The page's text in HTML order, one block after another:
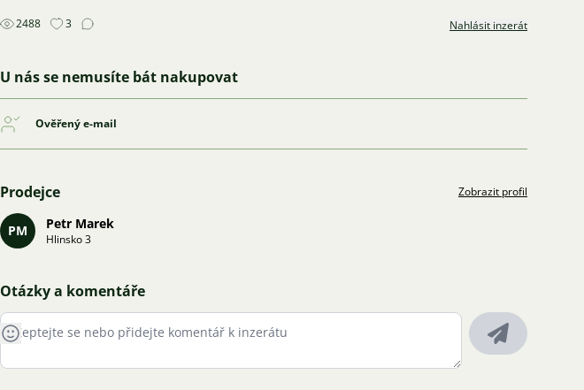
2488 3 Nahlásit inzerát
U nás se nemusíte bát nakupovat
Ověřený e-mail
Prodejce Zobrazit profil
PM Petr Marek
Hlinsko 3
Otázky a komentáře